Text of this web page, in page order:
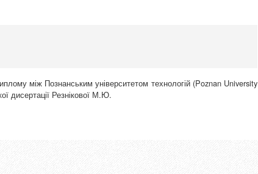
між Познанським університетом технологій (Poznan University
дисертації Резнікової М.Ю.